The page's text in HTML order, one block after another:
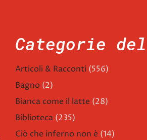
Categorie
Articoli & Racconti (556)
Bagno (2)
Bianca come il latte (28)
Biblioteca (235)
Ciò che inferno non è (14)